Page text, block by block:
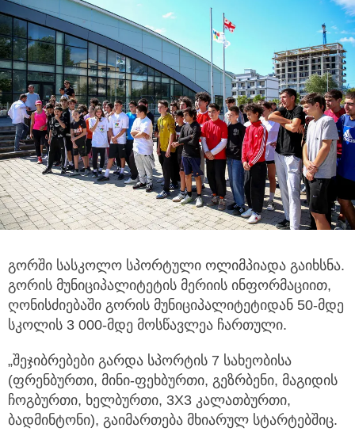
გორში სასკოლო სპორტული ოლიმპიადა გაიხსნა.
გორის მუნიციპალიტეტის მერიის ინფორმაციით,
ღონისძიებაში გორის მუნიციპალიტეტიდან 50-მდე
სკოლის 3 000-მდე მოსწავლეა ჩართული.
„შეჯიბრებები გარდა სპორტის 7 სახეობისა
(ფრენბურთი, მინი-ფეხბურთი, გეზრბენი, მაგიდის
ჩოგბურთი, ხელბურთი, 3X3 კალათბურთი,
ბადმინტონი), გაიმართება მხიარულ სტარტებშიც.